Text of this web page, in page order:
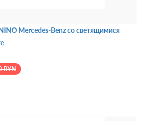
Mercedes-Benz со светящимися
BYN